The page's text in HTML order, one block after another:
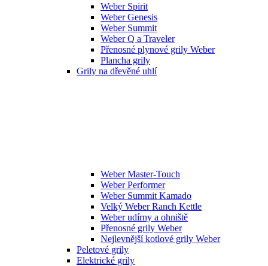
Weber Spirit
Weber Genesis
Weber Summit
Weber Q a Traveler
Přenosné plynové grily Weber
Plancha grily
Grily na dřevěné uhlí
Weber Master-Touch
Weber Performer
Weber Summit Kamado
Velký Weber Ranch Kettle
Weber udírny a ohniště
Přenosné grily Weber
Nejlevnější kotlové grily Weber
Peletové grily
Elektrické grily